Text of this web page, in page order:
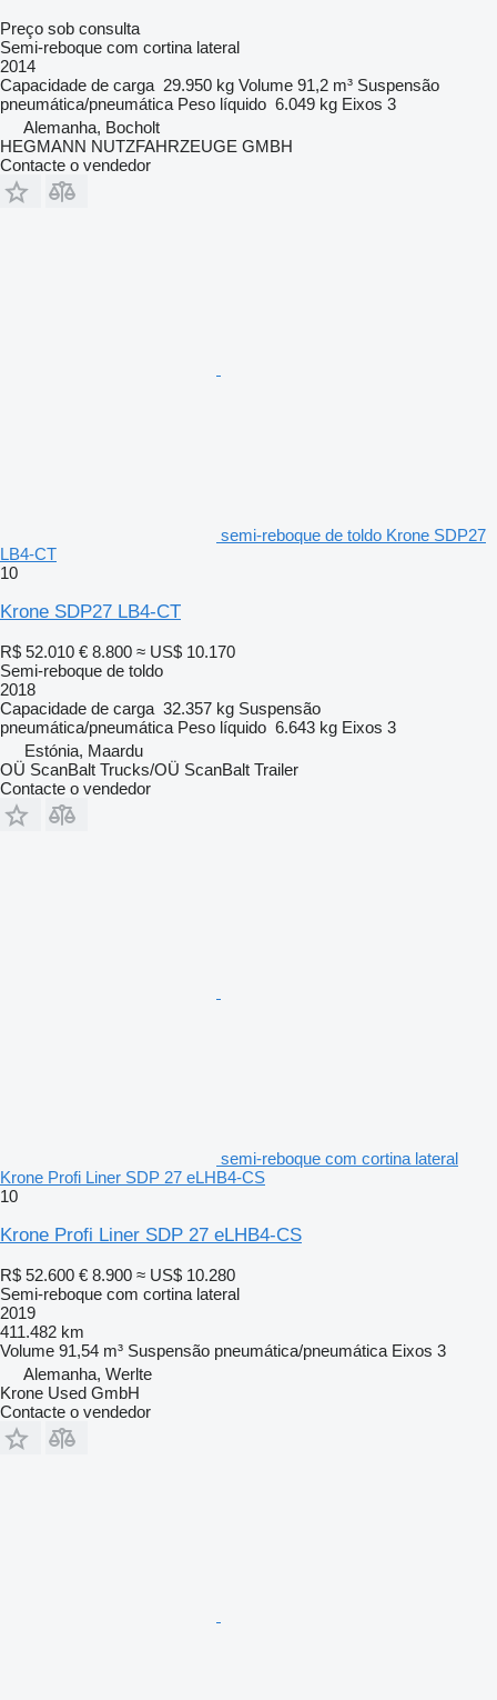
Preço sob consulta
Semi-reboque com cortina lateral
2014
Capacidade de carga 29.950 kg Volume 91,2 m³ Suspensão
pneumática/pneumática Peso líquido 6.049 kg Eixos 3
Alemanha, Bocholt
HEGMANN NUTZFAHRZEUGE GMBH
Contacte o vendedor
semi-reboque de toldo Krone SDP27
LB4-CT
10
Krone SDP27 LB4-CT
R$ 52.010 € 8.800 ≈ US$ 10.170
Semi-reboque de toldo
2018
Capacidade de carga 32.357 kg Suspensão
pneumática/pneumática Peso líquido 6.643 kg Eixos 3
Estónia, Maardu
OÜ ScanBalt Trucks/OÜ ScanBalt Trailer
Contacte o vendedor
semi-reboque com cortina lateral
Krone Profi Liner SDP 27 eLHB4-CS
10
Krone Profi Liner SDP 27 eLHB4-CS
R$ 52.600 € 8.900 ≈ US$ 10.280
Semi-reboque com cortina lateral
2019
411.482 km
Volume 91,54 m³ Suspensão pneumática/pneumática Eixos 3
Alemanha, Werlte
Krone Used GmbH
Contacte o vendedor